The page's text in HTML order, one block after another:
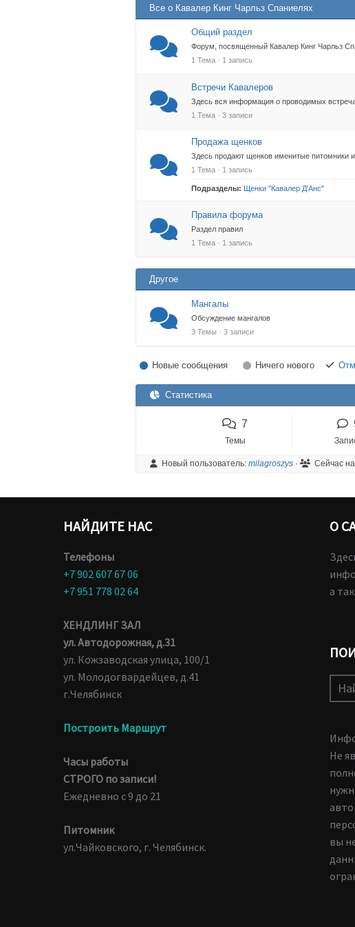
Все о Кавалер Кинг Чарльз Спаниелях
Общий раздел
Форум, посвященный Кавалер Кинг Чарльз
1 Тема · 1 запись
Встречи Кавалеров
Здесь вся информация о проводимых
1 Тема · 3 записи
Продажа щенков
Здесь продают щенков именитые питомники и
1 Тема · 1 запись
Подразделы: Щенки "Кавалер Д'Анс"
Правила форума
Раздел правил
1 Тема · 1 запись
Другое
Мангалы
Обсуждение мангалов
3 Темы · 3 записи
Новые сообщения Ничего нового
Статистика
7
Темы
Новый пользователь: milagroszys · Сейчас
НАЙДИТЕ НАС
Телефоны
+7 902 607 67 06
+7 951 778 02 64
ХЕНДЛИНГ ЗАЛ
ул. Автодорожная, д.31
ул. Кожзаводская улица, 100/1
ул. Молодогвардейцев, д.41
г.Челябинск
Построить Маршрут
Часы работы
СТРОГО по записи!
Ежедневно с 9 до 21
Питомник
ул.Чайковского, г. Челябинск.
О
а
Не
вы